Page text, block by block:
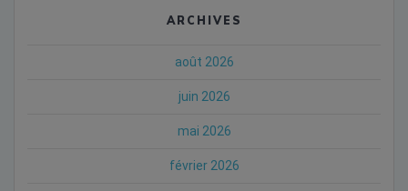
ARCHIVES
août 2026
juin 2026
mai 2026
février 2026